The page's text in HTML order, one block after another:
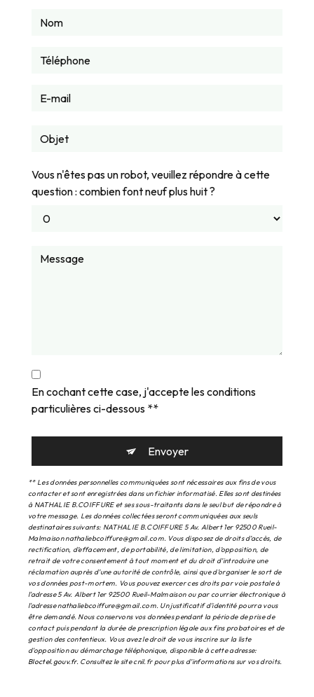
Vous n'êtes pas un robot, veuillez répondre à cette
question : combien font neuf plus huit ?
En cochant cette case, j'accepte les conditions
particulières ci-dessous **
Envoyer
** Les données personnelles communiquées sont nécessaires aux fins de vous
contacter et sont enregistrées dans un fichier informatisé. Elles sont destinées
à NATHALIE B.COIFFURE et ses sous-traitants dans le seul but de répondre à
votre message. Les données collectées seront communiquées aux seuls
destinataires suivants: NATHALIE B.COIFFURE 5 Av. Albert 1er 92500 Rueil-
Malmaison nathaliebcoiffure@gmail.com. Vous disposez de droits d’accès, de
rectification, d’effacement, de portabilité, de limitation, d’opposition, de
retrait de votre consentement à tout moment et du droit d’introduire une
réclamation auprès d’une autorité de contrôle, ainsi que d’organiser le sort de
vos données post-mortem. Vous pouvez exercer ces droits par voie postale à
l'adresse 5 Av. Albert 1er 92500 Rueil-Malmaison ou par courrier électronique à
l'adresse nathaliebcoiffure@gmail.com. Un justificatif d'identité pourra vous
être demandé. Nous conservons vos données pendant la période de prise de
contact puis pendant la durée de prescription légale aux fins probatoires et de
gestion des contentieux. Vous avez le droit de vous inscrire sur la liste
d'opposition au démarchage téléphonique, disponible à cette adresse:
Bloctel.gouv.fr. Consultez le site cnil.fr pour plus d’informations sur vos droits.